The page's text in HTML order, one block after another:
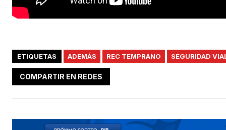
ETIQUETAS ADEMÁS REC TEMPRANO SEGURIDAD
COMPARTIR EN REDES